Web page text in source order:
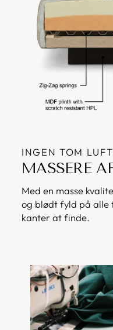
INGEN TOM
MASSERE
Med en masse
og blødt fyld på alle
kanter at finde.